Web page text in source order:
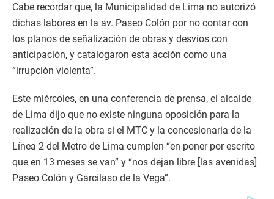
Cabe recordar que, la Municipalidad de Lima no autorizó
dichas labores en la av. Paseo Colón por no contar con
los planos de señalización de obras y desvíos con
anticipación, y catalogaron esta acción como una
“irrupción violenta”.
Este miércoles, en una conferencia de prensa, el alcalde
de Lima dijo que no existe ninguna oposición para la
realización de la obra si el MTC y la concesionaria de la
Línea 2 del Metro de Lima cumplen “en poner por escrito
que en 13 meses se van” y “nos dejan libre [las avenidas]
Paseo Colón y Garcilaso de la Vega”.